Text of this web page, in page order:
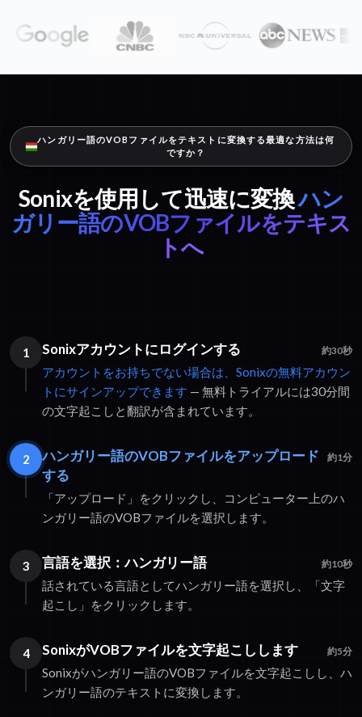
ハンガリー語のVOBファイルをテキストに変換する最適な方法は何
ですか？
Sonixを使用して迅速に変換ハン
ガリー語のVOBファイルをテキス
トへ
1 Sonixアカウントにログインする 約30秒
アカウントをお持ちでない場合は、Sonixの無料アカウン
トにサインアップできます — 無料トライアルには30分間
の文字起こしと翻訳が含まれています。
2
ハンガリー語のVOBファイルをアップロード
する
約1分
「アップロード」をクリックし、コンピューター上のハ
ンガリー語のVOBファイルを選択します。
3 言語を選択：ハンガリー語 約10秒
話されている言語としてハンガリー語を選択し、「文字
起こし」をクリックします。
4 SonixがVOBファイルを文字起こしします 約5分
Sonixがハンガリー語のVOBファイルを文字起こしし、ハ
ンガリー語のテキストに変換します。